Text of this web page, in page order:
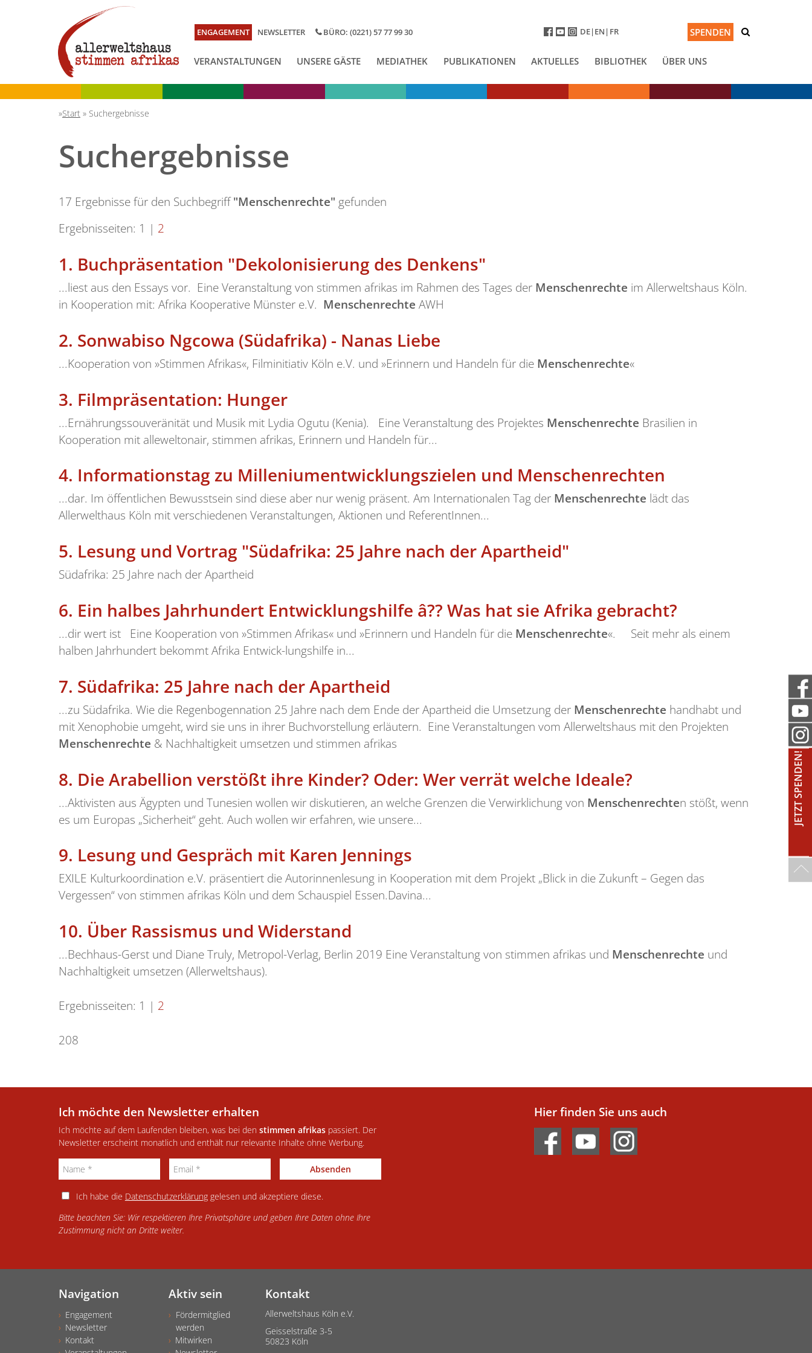
BÜRO: (0221) 57 77 99 30 SPENDEN
ENGAGEMENT NEWSLETTER DE EN FR
VERANSTALTUNGEN UNSERE GÄSTE MEDIATHEK PUBLIKATIONEN AKTUELLES BIBLIOTHEK ÜBER UNS
JETZT SPENDEN!
Start » Suchergebnisse
Suchergebnisse
17 Ergebnisse für den Suchbegriff"Menschenrechte" gefunden
Ergebnisseiten: 1 | 2
1. Buchpräsentation "Dekolonisierung des Denkens"
...liest aus den Essays vor. Eine Veranstaltung von stimmen afrikas im Rahmen des Tages der Menschenrechte im Allerweltshaus Köln.
in Kooperation mit: Afrika Kooperative Münster e.V. Menschenrechte AWH
2. Sonwabiso Ngcowa (Südafrika) - Nanas Liebe
...Kooperation von »Stimmen Afrikas«, Filminitiativ Köln e.V. und »Erinnern und Handeln für die Menschenrechte«
3. Filmpräsentation: Hunger
...Ernährungssouveränität und Musik mit Lydia Ogutu (Kenia). Eine Veranstaltung des Projektes Menschenrechte Brasilien in
Kooperation mit alleweltonair, stimmen afrikas, Erinnern und Handeln für...
4. Informationstag zu Milleniumentwicklungszielen und Menschenrechten
...dar. Im öffentlichen Bewusstsein sind diese aber nur wenig präsent. Am Internationalen Tag der Menschenrechte lädt das
Allerwelthaus Köln mit verschiedenen Veranstaltungen, Aktionen und ReferentInnen...
5. Lesung und Vortrag "Südafrika: 25 Jahre nach der Apartheid"
Südafrika: 25 Jahre nach der Apartheid
6. Ein halbes Jahrhundert Entwicklungshilfe â?? Was hat sie Afrika gebracht?
...dir wert ist Eine Kooperation von »Stimmen Afrikas« und »Erinnern und Handeln für die Menschenrechte«. Seit mehr als einem
halben Jahrhundert bekommt Afrika Entwick-lungshilfe in...
7. Südafrika: 25 Jahre nach der Apartheid
...zu Südafrika. Wie die Regenbogennation 25 Jahre nach dem Ende der Apartheid die Umsetzung der Menschenrechte handhabt und
mit Xenophobie umgeht, wird sie uns in ihrer Buchvorstellung erläutern. Eine Veranstaltungen vom Allerweltshaus mit den Projekten
Menschenrechte & Nachhaltigkeit umsetzen und stimmen afrikas
8. Die Arabellion verstößt ihre Kinder? Oder: Wer verrät welche Ideale?
...Aktivisten aus Ägypten und Tunesien wollen wir diskutieren, an welche Grenzen die Verwirklichung von Menschenrechten stößt, wenn
es um Europas „Sicherheit“ geht. Auch wollen wir erfahren, wie unsere...
9. Lesung und Gespräch mit Karen Jennings
EXILE Kulturkoordination e.V. präsentiert die Autorinnenlesung in Kooperation mit dem Projekt „Blick in die Zukunft – Gegen das
Vergessen“ von stimmen afrikas Köln und dem Schauspiel Essen.Davina...
10. Über Rassismus und Widerstand
...Bechhaus-Gerst und Diane Truly, Metropol-Verlag, Berlin 2019 Eine Veranstaltung von stimmen afrikas und Menschenrechte und
Nachhaltigkeit umsetzen (Allerweltshaus).
Ergebnisseiten: 1 | 2
208
Ich möchte den Newsletter erhalten
Ich möchte auf dem Laufenden bleiben, was bei den stimmen afrikas passiert. Der
Newsletter erscheint monatlich und enthält nur relevante Inhalte ohne Werbung.
Absenden
Ich habe die Datenschutzerklärunggelesen und akzeptiere diese.
Bitte beachten Sie: Wir respektieren Ihre Privatsphäre und geben Ihre Daten ohne Ihre
Zustimmung nicht an Dritte weiter.
Hier finden Sie uns auch
Navigation
Engagement
Newsletter
Kontakt
Aktiv sein
Fördermitglied
werden
Mitwirken
Kontakt
Allerweltshaus Köln e.V.
Geisselstraße 3-5
50823 Köln